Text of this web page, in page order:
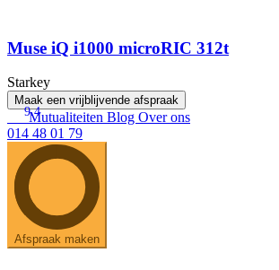
Muse iQ i1000 microRIC 312t
Starkey
Maak een vrijblijvende afspraak
9.4
Mutualiteiten Blog Over ons
014 48 01 79
Afspraak maken